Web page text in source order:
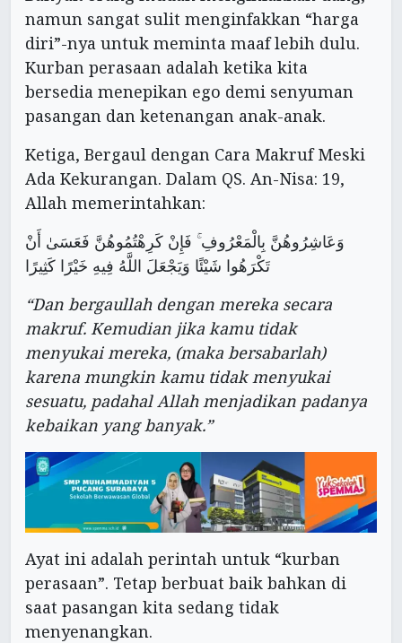
namun sangat sulit menginfakkan “harga
diri”-nya untuk meminta maaf lebih dulu.
Kurban perasaan adalah ketika kita
bersedia menepikan ego demi senyuman
pasangan dan ketenangan anak-anak.
Ketiga, Bergaul dengan Cara Makruf Meski
Ada Kekurangan. Dalam QS. An-Nisa: 19,
Allah memerintahkan:
وَعَاشِرُوهُنَّ بِالْمَعْرُوفِ ۚ فَإِنْ كَرِهْتُمُوهُنَّ فَعَسَىٰ أَنْ
تَكْرَهُوا شَيْئًا وَيَجْعَلَ اللَّهُ فِيهِ خَيْرًا كَثِيرًا
“Dan bergaullah dengan mereka secara
makruf. Kemudian jika kamu tidak
menyukai mereka, (maka bersabarlah)
karena mungkin kamu tidak menyukai
sesuatu, padahal Allah menjadikan padanya
kebaikan yang banyak.”
Ayat ini adalah perintah untuk “kurban
perasaan”. Tetap berbuat baik bahkan di
saat pasangan kita sedang tidak
menyenangkan.